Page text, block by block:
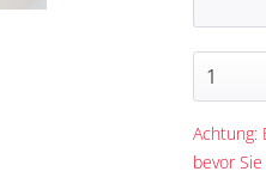
Achtung:
bevor